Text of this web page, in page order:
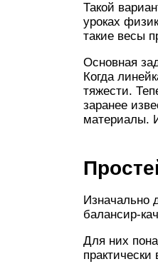
Такой
уроках
такие весы
Основная
Когда
тяжести.
заранее
материалы.
Изначально
балансир-
Для них
практически